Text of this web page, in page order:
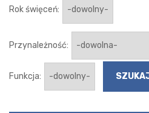
Rok święceń:
Przynależność:
Funkcja: